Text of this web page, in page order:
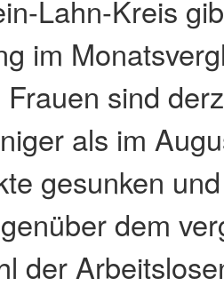
Lahn-Kreis
im
sind
als im
gesunken
dem
der